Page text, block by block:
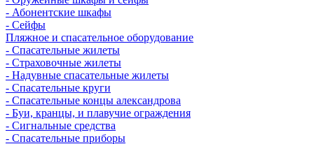
- Абонентские шкафы
- Сейфы
Пляжное и спасательное оборудование
- Спасательные жилеты
- Страховочные жилеты
- Надувные спасательные жилеты
- Спасательные круги
- Спасательные концы александрова
- Буи, кранцы, и плавучие ограждения
- Сигнальные средства
- Спасательные приборы